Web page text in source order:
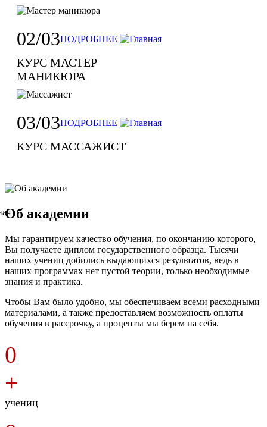
02/03ПОДРОБНЕЕ
КУРС МАСТЕР
МАНИКЮРА
03/03ПОДРОБНЕЕ
КУРС МАССАЖИСТ
Об академии
Мы гарантируем качество обучения, по окончанию которого,
Вы получаете диплом государственного образца. Тысячи
наших учениц добились выдающихся результатов, ведь в
наших программах нет пустой теории, только необходимые
знания и практика.
Чтобы Вам было удобно, мы обеспечиваем всеми расходными
материалами, а также предоставляем возможность оплаты
обучения в рассрочку, а проценты мы берем на себя.
0
+
учениц